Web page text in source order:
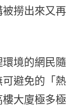
撈出來又再
境的網民隨
避免的「熱
大廈極多極